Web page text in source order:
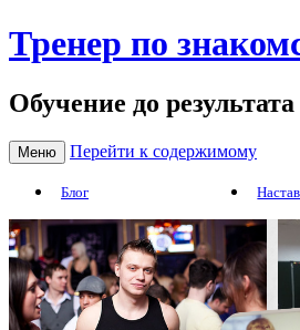
Тренер по
Обучение до
Меню Перейти к содержимому
Блог